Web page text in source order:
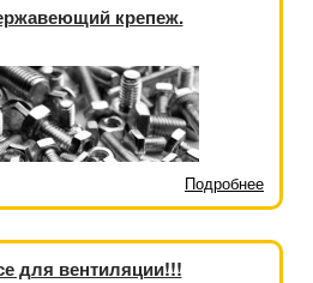
крепеж.
Подробнее
для вентиляции!!!